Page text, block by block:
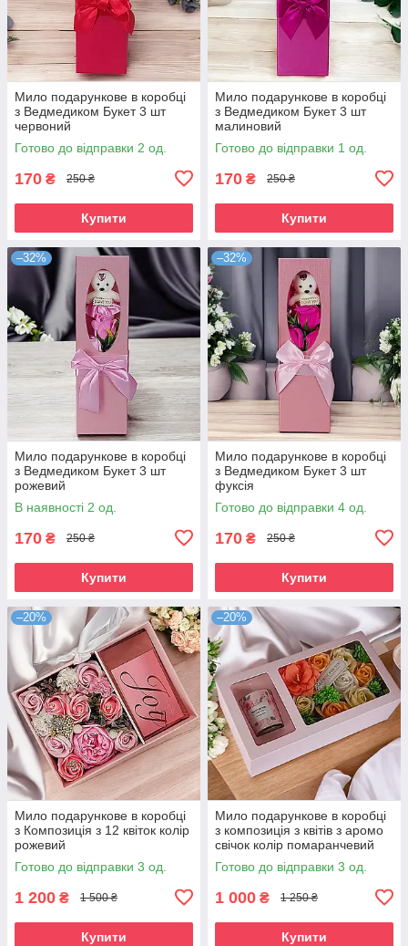
Мило подарункове в коробці
з Ведмедиком Букет 3 шт
червоний
Готово до відправки 2 од.
170 ₴ 250 ₴
Купити
Мило подарункове в коробці
з Ведмедиком Букет 3 шт
малиновий
Готово до відправки 1 од.
170 ₴ 250 ₴
Купити
–32%
Мило подарункове в коробці
з Ведмедиком Букет 3 шт
рожевий
В наявності 2 од.
170 ₴ 250 ₴
Купити
–32%
Мило подарункове в коробці
з Ведмедиком Букет 3 шт
фуксія
Готово до відправки 4 од.
170 ₴ 250 ₴
Купити
–20%
Мило подарункове в коробці
з Композиція з 12 квіток колір
рожевий
Готово до відправки 3 од.
1 200 ₴ 1 500 ₴
Купити
–20%
Мило подарункове в коробці
з композиція з квітів з аромо
свічок колір помаранчевий
Готово до відправки 3 од.
1 000 ₴ 1 250 ₴
Купити